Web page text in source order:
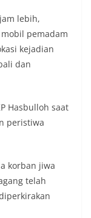
lebih,
pemadam
kejadian
dan
Hasbulloh saat
peristiwa
korban jiwa
telah